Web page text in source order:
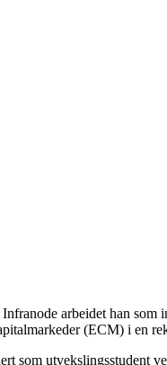
arbeidet han
(ECM) i en
som utvekslingsstudent